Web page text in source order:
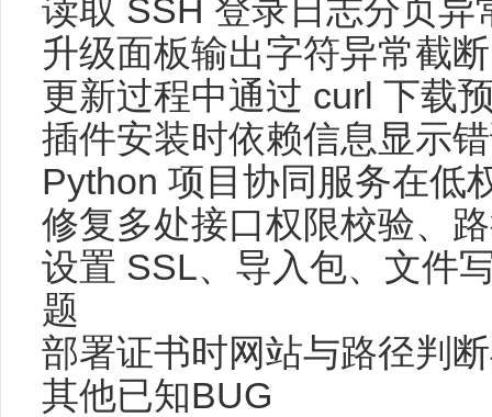
读取 SSH 登录日志分页异
升级面板输出字符异常截
更新过程中通过 curl 下载
插件安装时依赖信息显示
Python 项目协同服务在低
修复多处接口权限校验、
设置 SSL、导入包、文件
题
部署证书时网站与路径判
其他已知BUG